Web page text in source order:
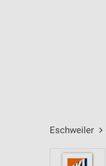
Eschweiler